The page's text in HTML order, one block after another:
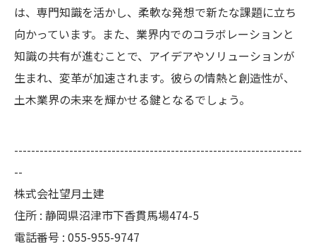
は、専門知識を活かし、柔軟な発想で新たな課題に立ち
向かっています。また、業界内でのコラボレーションと
知識の共有が進むことで、アイデアやソリューションが
生まれ、変革が加速されます。彼らの情熱と創造性が、
土木業界の未来を輝かせる鍵となるでしょう。
--------------------------------------------------------------------
--
株式会社望月土建
住所 : 静岡県沼津市下香貫馬場474-5
電話番号 : 055-955-9747